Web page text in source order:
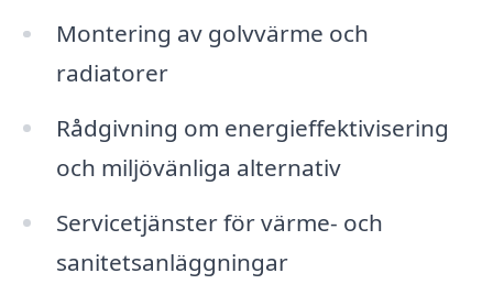
Montering av golvvärme och
radiatorer
Rådgivning om energieffektivisering
och miljövänliga alternativ
Servicetjänster för värme- och
sanitetsanläggningar